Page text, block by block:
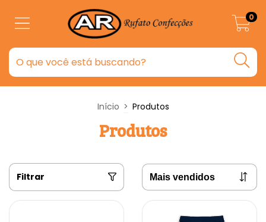
0
Início > Produtos
Produtos
Filtrar